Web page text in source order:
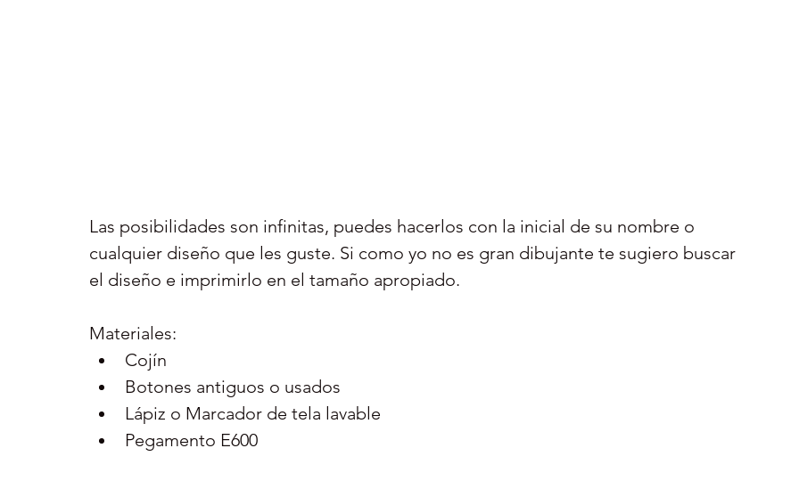
Las posibilidades son infinitas, puedes hacerlos con la inicial de su nombre o
cualquier diseño que les guste. Si como yo no es gran dibujante te sugiero buscar
el diseño e imprimirlo en el tamaño apropiado.
Materiales:
Cojín
Botones antiguos o usados
Lápiz o Marcador de tela lavable
Pegamento E600